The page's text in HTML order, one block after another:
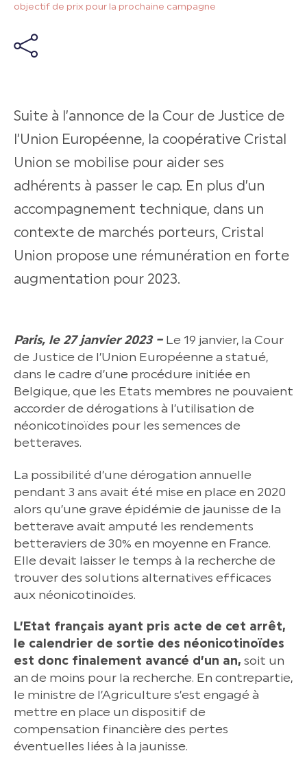
objectif de prix pour la prochaine campagne
Suite à l’annonce de la Cour de Justice de
l’Union Européenne, la coopérative Cristal
Union se mobilise pour aider ses
adhérents à passer le cap. En plus d’un
accompagnement technique, dans un
contexte de marchés porteurs, Cristal
Union propose une rémunération en forte
augmentation pour 2023.
Paris, le 27 janvier 2023 – Le 19 janvier, la Cour
de Justice de l’Union Européenne a statué,
dans le cadre d’une procédure initiée en
Belgique, que les Etats membres ne pouvaient
accorder de dérogations à l’utilisation de
néonicotinoïdes pour les semences de
betteraves.
La possibilité d’une dérogation annuelle
pendant 3 ans avait été mise en place en 2020
alors qu’une grave épidémie de jaunisse de la
betterave avait amputé les rendements
betteraviers de 30% en moyenne en France.
Elle devait laisser le temps à la recherche de
trouver des solutions alternatives efficaces
aux néonicotinoïdes.
L’Etat français ayant pris acte de cet arrêt,
le calendrier de sortie des néonicotinoïdes
est donc finalement avancé d’un an, soit un
an de moins pour la recherche. En contrepartie,
le ministre de l’Agriculture s’est engagé à
mettre en place un dispositif de
compensation financière des pertes
éventuelles liées à la jaunisse.